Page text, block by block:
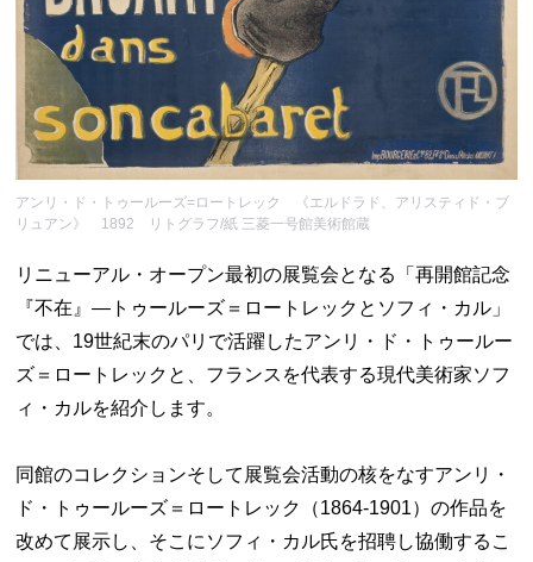
アンリ・ド・トゥールーズ=ロートレック 《エルドラド、アリスティド・ブ
リュアン》 1892 リトグラフ/紙 三菱一号館美術館蔵
リニューアル・オープン最初の展覧会となる「再開館記念
『不在』―トゥールーズ＝ロートレックとソフィ・カル」
では、19世紀末のパリで活躍したアンリ・ド・トゥールー
ズ＝ロートレックと、フランスを代表する現代美術家ソフ
ィ・カルを紹介します。
同館のコレクションそして展覧会活動の核をなすアンリ・
ド・トゥールーズ＝ロートレック（1864-1901）の作品を
改めて展示し、そこにソフィ・カル氏を招聘し協働するこ